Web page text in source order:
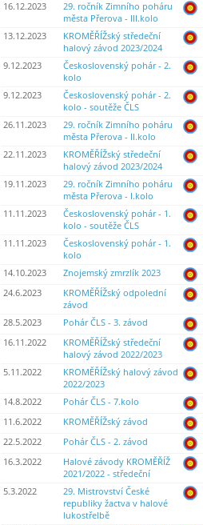
16.12.2023
29. ročník Zimního poháru
města Přerova - III.kolo
13.12.2023
KROMĚŘÍŽský středeční
halový závod 2023/2024
9.12.2023
Československý pohár - 2.
kolo
9.12.2023
Československý pohár - 2.
kolo - soutěže ČLS
26.11.2023
29. ročník Zimního poháru
města Přerova - II.kolo
22.11.2023
KROMĚŘÍŽský středeční
halový závod 2023/2024
19.11.2023
29. ročník Zimního poháru
města Přerova - I.kolo
11.11.2023
Československý pohár - 1.
kolo - soutěže ČLS
11.11.2023
Československý pohár - 1.
kolo
14.10.2023 Znojemský zmrzlík 2023
24.6.2023
KROMĚŘÍŽský odpolední
závod
28.5.2023 Pohár ČLS - 3. závod
16.11.2022
KROMĚŘÍŽský středeční
halový závod 2022/2023
5.11.2022
KROMĚŘÍŽský halový závod
2022/2023
14.8.2022 Pohár ČLS - 7.kolo
11.6.2022
KROMĚŘÍŽský závod
22.5.2022
Pohár ČLS - 2. závod
16.3.2022
Halové závody KROMĚŘÍŽ
2021/2022 - středeční
5.3.2022
29. Mistrovství České
republiky žactva v halové
lukostřelbě